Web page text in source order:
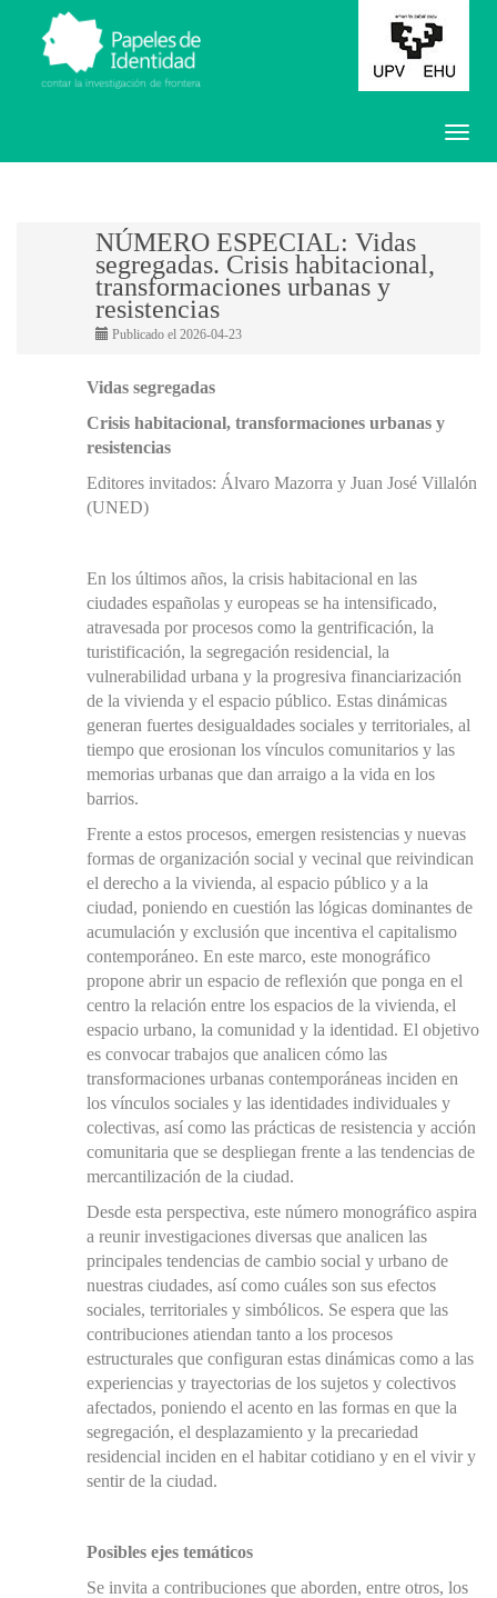
NÚMERO ESPECIAL: Vidas
segregadas. Crisis habitacional,
transformaciones urbanas y
resistencias
Publicado el 2026-04-23
Vidas segregadas
Crisis habitacional, transformaciones urbanas y
resistencias
Editores invitados: Álvaro Mazorra y Juan José Villalón
(UNED)
En los últimos años, la crisis habitacional en las
ciudades españolas y europeas se ha intensificado,
atravesada por procesos como la gentrificación, la
turistificación, la segregación residencial, la
vulnerabilidad urbana y la progresiva financiarización
de la vivienda y el espacio público. Estas dinámicas
generan fuertes desigualdades sociales y territoriales, al
tiempo que erosionan los vínculos comunitarios y las
memorias urbanas que dan arraigo a la vida en los
barrios.
Frente a estos procesos, emergen resistencias y nuevas
formas de organización social y vecinal que reivindican
el derecho a la vivienda, al espacio público y a la
ciudad, poniendo en cuestión las lógicas dominantes de
acumulación y exclusión que incentiva el capitalismo
contemporáneo. En este marco, este monográfico
propone abrir un espacio de reflexión que ponga en el
centro la relación entre los espacios de la vivienda, el
espacio urbano, la comunidad y la identidad. El objetivo
es convocar trabajos que analicen cómo las
transformaciones urbanas contemporáneas inciden en
los vínculos sociales y las identidades individuales y
colectivas, así como las prácticas de resistencia y acción
comunitaria que se despliegan frente a las tendencias de
mercantilización de la ciudad.
Desde esta perspectiva, este número monográfico aspira
a reunir investigaciones diversas que analicen las
principales tendencias de cambio social y urbano de
nuestras ciudades, así como cuáles son sus efectos
sociales, territoriales y simbólicos. Se espera que las
contribuciones atiendan tanto a los procesos
estructurales que configuran estas dinámicas como a las
experiencias y trayectorias de los sujetos y colectivos
afectados, poniendo el acento en las formas en que la
segregación, el desplazamiento y la precariedad
residencial inciden en el habitar cotidiano y en el vivir y
sentir de la ciudad.
Posibles ejes temáticos
Se invita a contribuciones que aborden, entre otros, los